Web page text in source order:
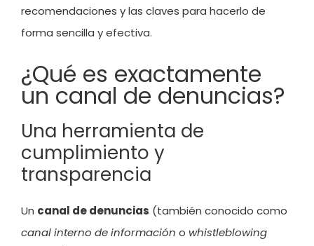
recomendaciones y las claves para hacerlo de
forma sencilla y efectiva.
¿Qué es exactamente
un canal de denuncias?
Una herramienta de
cumplimiento y
transparencia
Un canal de denuncias (también conocido como
canal interno de información o whistleblowing